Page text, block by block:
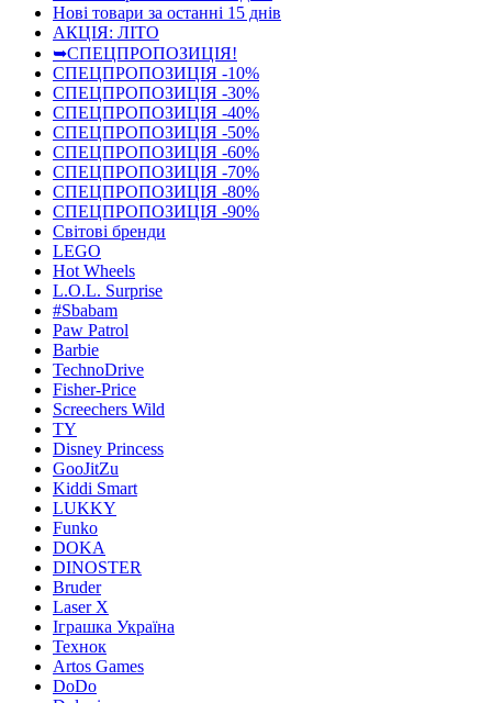
Нові товари за останнi 15 днiв
АКЦІЯ: ЛІТО
➥СПЕЦПРОПОЗИЦІЯ!
СПЕЦПРОПОЗИЦІЯ -10%
СПЕЦПРОПОЗИЦІЯ -30%
СПЕЦПРОПОЗИЦІЯ -40%
СПЕЦПРОПОЗИЦІЯ -50%
СПЕЦПРОПОЗИЦІЯ -60%
СПЕЦПРОПОЗИЦІЯ -70%
СПЕЦПРОПОЗИЦІЯ -80%
СПЕЦПРОПОЗИЦІЯ -90%
Світові бренди
LEGO
Hot Wheels
L.O.L. Surprise
#Sbabam
Paw Patrol
Barbie
TechnoDrive
Fisher-Price
Screechers Wild
TY
Disney Princess
GooJitZu
Kiddi Smart
LUKKY
Funko
DOKA
DINOSTER
Bruder
Laser X
Іграшка Україна
Технок
Artos Games
DoDo